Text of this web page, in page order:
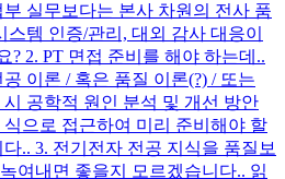
실무보다는 본사 차원의 전사 품
스템 인증/관리, 대외 감사 대응이
? 2. PT 면접 준비를 해야 하는데..
이론 / 혹은 품질 이론(?) / 또는
공학적 원인 분석 및 개선 방안
식으로 접근하여 미리 준비해야 할
.. 3. 전기전자 전공 지식을 품질보
여내면 좋을지 모르겠습니다.. 읽